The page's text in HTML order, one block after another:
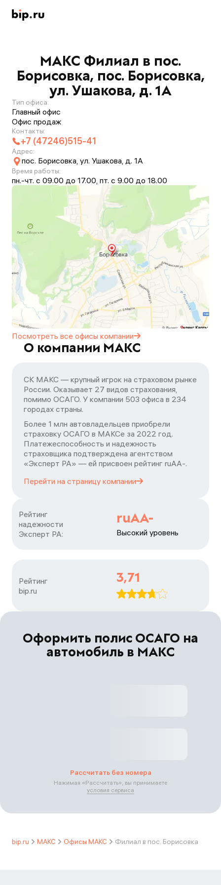
МАКС Филиал в пос.
Борисовка, пос. Борисовка,
ул. Ушакова, д. 1А
Тип офиса:
Главный офис
Офис продаж
Контакты:
+7 (47246)515-41
Адрес:
пос. Борисовка, ул. Ушакова, д. 1А
Время работы:
пн.-чт. с 09.00 до 17.00, пт. с 9.00 до 18.00
Посмотреть все офисы компании
О компании МАКС
СК МАКС — крупный игрок на страховом рынке
России. Оказывает 27 видов страхования,
помимо ОСАГО. У компании 503 офиса в 234
городах страны.
Более 1 млн автовладельцев приобрели
страховку ОСАГО в МАКСе за 2022 год.
Платежеспособность и надежность
страховщика подтверждена агентством
«Эксперт РА» — ей присвоен рейтинг ruАA-.
Перейти на страницу компании
Рейтинг
надежности
Эксперт РА:
ruAA-
Высокий уровень
Рейтинг
bip.ru
3,71
Оформить полис ОСАГО на
автомобиль в МАКС
Рассчитать без номера
Нажимая «Рассчитать», вы принимаете
условия сервиса
bip.ru МАКС Офисы МАКС Филиал в пос. Борисовка